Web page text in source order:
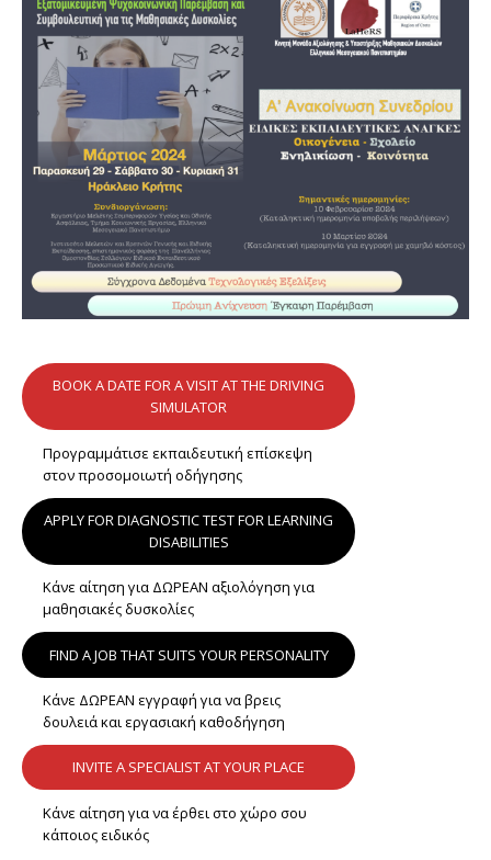
BOOK A DATE FOR A VISIT AT THE DRIVING
SIMULATOR
Προγραμμάτισε εκπαιδευτική επίσκεψη
στον προσομοιωτή οδήγησης
APPLY FOR DIAGNOSTIC TEST FOR LEARNING
DISABILITIES
Κάνε αίτηση για ΔΩΡΕΑΝ αξιολόγηση για
μαθησιακές δυσκολίες
FIND A JOB THAT SUITS YOUR PERSONALITY
Κάνε ΔΩΡΕΑΝ εγγραφή για να βρεις
δουλειά και εργασιακή καθοδήγηση
INVITE A SPECIALIST AT YOUR PLACE
Κάνε αίτηση για να έρθει στο χώρο σου
κάποιος ειδικός